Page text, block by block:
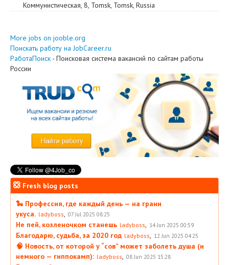
Коммунистическая, 8, Tomsk, Tomsk, Russia
More jobs on jooble.org
Поискать работу на JobCareer.ru
РаботаПоиск - Поисковая система вакансий по сайтам работы
России
Fresh blog posts
🐍 Профессия, где каждый день — на грани
укуса. ladyboss, 07 Jul 2025 08:25
Не пей, козленочком станешь ladyboss, 14 Jun 2025 00:59
Благодарю, судьба, за 2020 год ladyboss, 12 Jun 2025 04:25
🧠 Новость, от которой у “сов” может заболеть душа (и
немного — гиппокамп): ladyboss, 08 Jun 2025 15:28